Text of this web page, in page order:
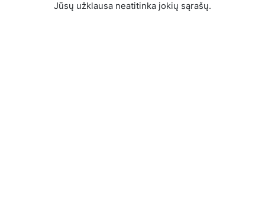
Jūsų užklausa neatitinka jokių sąrašų.